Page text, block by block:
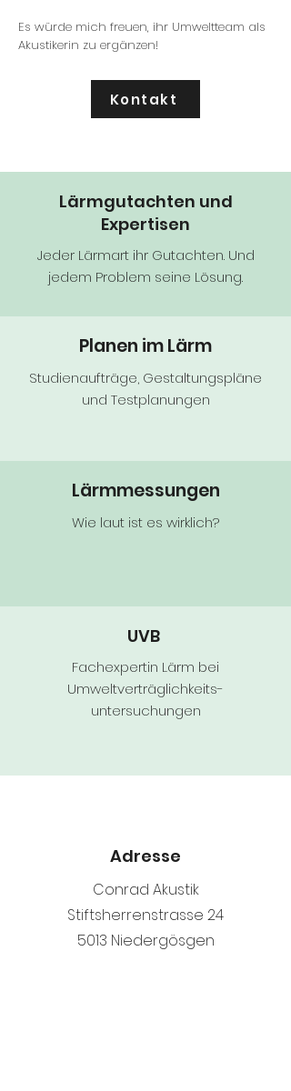
Es würde mich freuen, ihr Umweltteam als
Akustikerin zu ergänzen!
Kontakt
Lärmgutachten und
Expertisen
Jeder Lärmart ihr Gutachten. Und
jedem Problem seine Lösung.
Planen im Lärm
Studienaufträge, Gestaltungspläne
und Testplanungen
Lärmmessungen
Wie laut ist es wirklich?
UVB
Fachexpertin Lärm bei
Umweltverträglichkeits-
untersuchungen
Adresse
Conrad Akustik
Stiftsherrenstrasse 24
5013 Niedergösgen